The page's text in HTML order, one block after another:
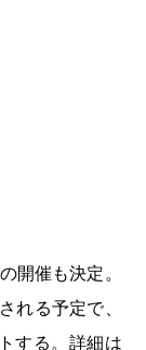
開催も決定。
れる予定で、
する。詳細は